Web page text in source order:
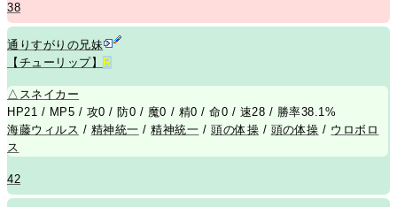
38
通りすがりの兄妹
【チューリップ】 R
△ スネイカー
HP21 / MP5 / 攻0 / 防0 / 魔0 / 精0 / 命0 / 速28 / 勝率38.1%
海藤ウィルス / 精神統一 /精神統一 / 頭の体操 / 頭の体操 / ウロボロ
ス
42